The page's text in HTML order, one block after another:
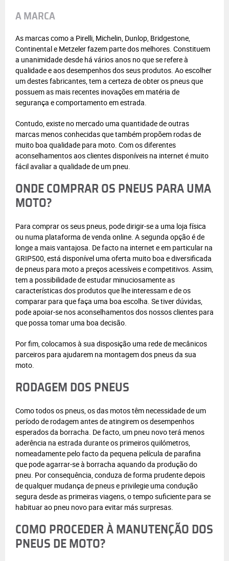
A MARCA
As marcas como a Pirelli, Michelin, Dunlop, Bridgestone,
Continental e Metzeler fazem parte dos melhores. Constituem
a unanimidade desde há vários anos no que se refere à
qualidade e aos desempenhos dos seus produtos. Ao escolher
um destes fabricantes, tem a certeza de obter os pneus que
possuem as mais recentes inovações em matéria de
segurança e comportamento em estrada.
Contudo, existe no mercado uma quantidade de outras
marcas menos conhecidas que também propõem rodas de
muito boa qualidade para moto. Com os diferentes
aconselhamentos aos clientes disponíveis na internet é muito
fácil avaliar a qualidade de um pneu.
ONDE COMPRAR OS PNEUS PARA UMA
MOTO?
Para comprar os seus pneus, pode dirigir-se a uma loja física
ou numa plataforma de venda online. A segunda opção é de
longe a mais vantajosa. De facto na internet e em particular na
GRIP500, está disponível uma oferta muito boa e diversificada
de pneus para moto a preços acessíveis e competitivos. Assim,
tem a possibilidade de estudar minuciosamente as
características dos produtos que lhe interessam e de os
comparar para que faça uma boa escolha. Se tiver dúvidas,
pode apoiar-se nos aconselhamentos dos nossos clientes para
que possa tomar uma boa decisão.
Por fim, colocamos à sua disposição uma rede de mecânicos
parceiros para ajudarem na montagem dos pneus da sua
moto.
RODAGEM DOS PNEUS
Como todos os pneus, os das motos têm necessidade de um
período de rodagem antes de atingirem os desempenhos
esperados da borracha. De facto, um pneu novo terá menos
aderência na estrada durante os primeiros quilómetros,
nomeadamente pelo facto da pequena película de parafina
que pode agarrar-se à borracha aquando da produção do
pneu. Por consequência, conduza de forma prudente depois
de qualquer mudança de pneus e privilegie uma condução
segura desde as primeiras viagens, o tempo suficiente para se
habituar ao pneu novo para evitar más surpresas.
COMO PROCEDER À MANUTENÇÃO DOS
PNEUS DE MOTO?